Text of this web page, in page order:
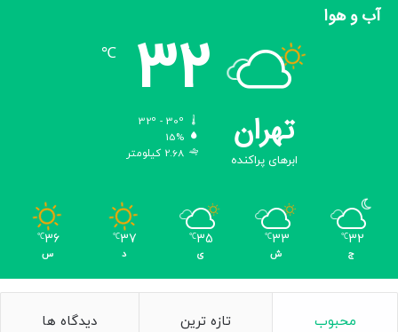
آب و هوا
تهران
ابرهای پراکنده
32
℃
15%
2.68 کیلومتر
32
℃
ج
33
℃
ش
35
℃
ی
37
℃
د
36
℃
س
محبوب تازه ترین دیدگاه ها